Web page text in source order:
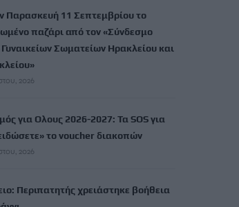
Παρασκευή 11 Σεπτεμβρίου το
παζάρι από τον «Σύνδεσμο
Σωματείων Ηρακλείου και
2026
για Ολους 2026-2027: Τα SOS για
το voucher διακοπών
2026
Περιπατητής χρειάστηκε βοήθεια